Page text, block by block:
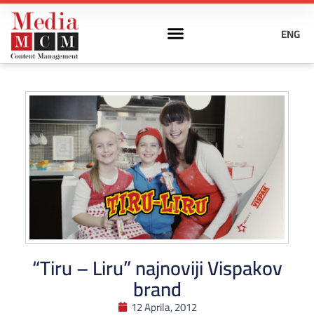
ENG
“Tiru – Liru” najnoviji Vispakov
brand
12 Aprila, 2012